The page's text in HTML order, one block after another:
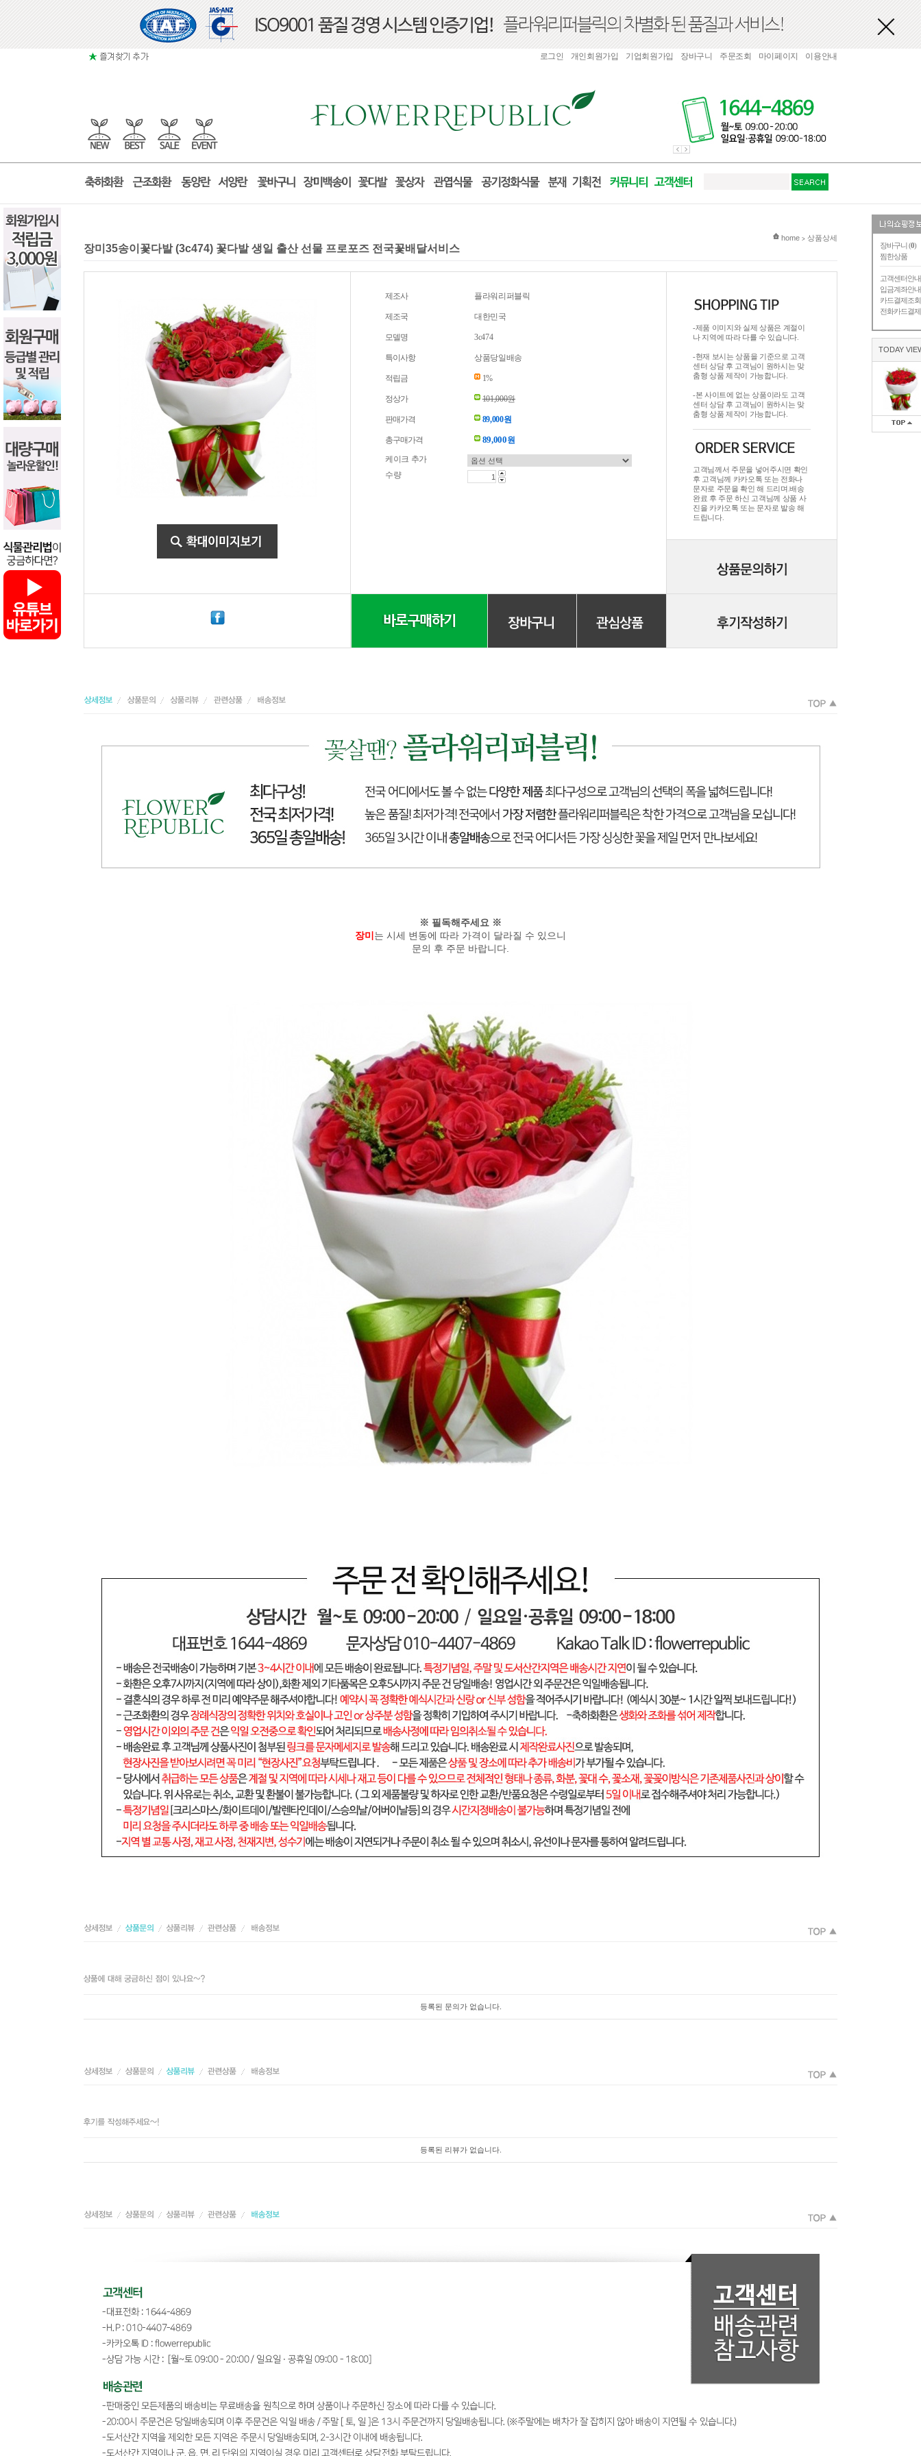
장바구니 (0)
찜한상품
고객센터안내
입금계좌안내
카드결제조회
전화카드결제
TODAY
로그인 개인회원가입 기업회원가입 장바구니 주문조회 마이페이지 이용안내
현재 위치
home > 상품상세
장미35송이꽃다발 (3c474) 꽃다발 생일 출산 선물 프로포즈 전국꽃배달서비스
제조사 플라워리퍼블릭
제조국 대한민국
모델명 3c474
특이사항 상품당일배송
적립금 1%
정상가 101,000원
판매가격 89,000원
총구매가격 89,000원
케이크 추가
수량
-제품 이미지와 실제 상품은 계절이
나 지역에 따라 다를 수 있습니다.
-현재 보시는 상품을 기준으로 고객
센터 상담 후 고객님이 원하시는 맞
춤형 상품 제작이 가능합니다.
-본 사이트에 없는 상품이라도 고객
센터 상담 후 고객님이 원하시는 맞
춤형 상품 제작이 가능합니다.
고객님께서 주문을 넣어주시면 확인
후 고객님께 카카오톡 또는 전화나
문자로 주문을 확인 해 드리며.배송
완료 후 주문 하신 고객님께 상품 사
진을 카카오톡 또는 문자로 발송 해
드립니다.
※ 필독해주세요 ※
장미 는 시세 변동에 따라 가격이 달라질 수 있으니
문의 후 주문 바랍니다.
등록된 문의가 없습니다.
등록된 리뷰가 없습니다.